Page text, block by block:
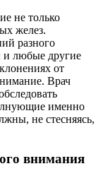
не только
желез.
разного
и любые другие
от
Врач
именно
не стесняясь,
внимания